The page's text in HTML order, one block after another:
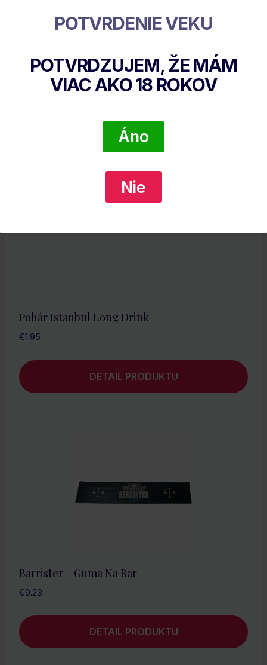
Pohár Luna Amaro/Acqua
DETAIL PRODUKTU
Pohár Istanbul Long Drink
€1.95
DETAIL PRODUKTU
Barrister – Guma Na Bar
€9.23
DETAIL PRODUKTU
POTVRDENIE VEKU
POTVRDZUJEM, ŽE MÁM
VIAC AKO18 ROKOV
Áno
Nie